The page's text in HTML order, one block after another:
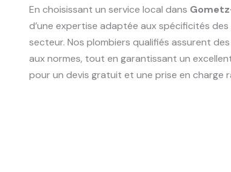
En choisissant un service local dans
d’une expertise adaptée aux spécificités
secteur. Nos plombiers qualifiés assurent
aux normes, tout en garantissant un
pour un devis gratuit et une prise en charge